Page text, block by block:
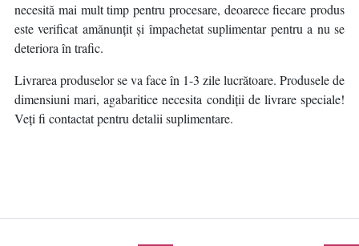
necesită mai mult timp pentru procesare, deoarece fiecare produs
este verificat amănunțit și împachetat suplimentar pentru a nu se
deteriora în trafic.
Livrarea produselor se va face în 1-3 zile lucrătoare. Produsele de
dimensiuni mari, agabaritice necesita condiții de livrare speciale!
Veți fi contactat pentru detalii suplimentare.